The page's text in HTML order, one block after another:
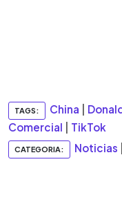
TAGS: China
Comercial
TikTok
CATEGORIA: Noticias